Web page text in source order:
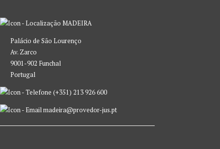
MADEIRA
Palácio de São Lourenço
Av. Zarco
9001-902 Funchal
Portugal
(+351) 213 926 600
madeira@provedor-jus.pt